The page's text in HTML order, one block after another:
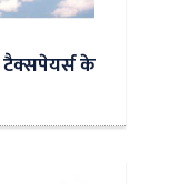
टैक्सपेयर्स के